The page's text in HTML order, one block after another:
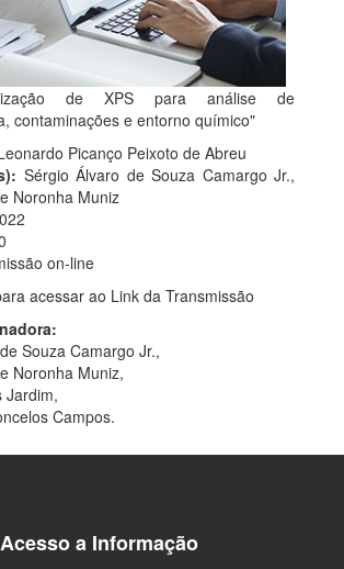
de XPS para análise de
contaminações e entorno químico"
Picanço Peixoto de Abreu
Sérgio Álvaro de Souza Camargo Jr.,
Noronha Muniz
on-line
acessar ao Link da Transmissão
Souza Camargo Jr.,
Noronha Muniz,
Jardim,
Campos.
Acesso a Informação